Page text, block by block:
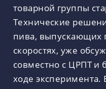
товарной группы
Технические
пива, выпускающих
скоростях, уже
совместно с ЦРПТ и
ходе эксперимента.